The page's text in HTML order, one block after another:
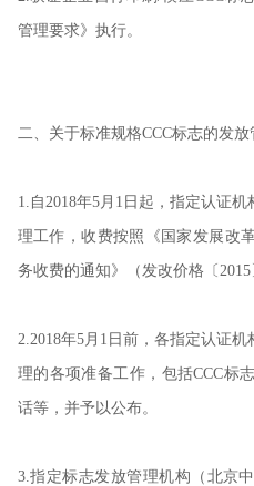
管理要求》执行。
二、关于标准规格CCC标志的发放
1.自2018年5月1日起，指定认证
理工作，收费按照《国家发展改
务收费的通知》（发改价格〔2015
2.2018年5月1日前，各指定认证
理的各项准备工作，包括CCC标
话等，并予以公布。
3.指定标志发放管理机构（北京